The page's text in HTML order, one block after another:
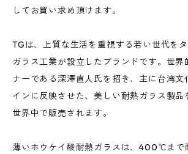
してお買い求め頂けます。
TGは、上質な生活を重視する若い世代を
ガラス工業が設立したブランドです。世界
ナーである深澤直人氏を招き、主に台湾文
インに反映させた、美しい耐熱ガラス製品
世界中で販売されます。
薄いホウケイ酸耐熱ガラスは、400℃まで